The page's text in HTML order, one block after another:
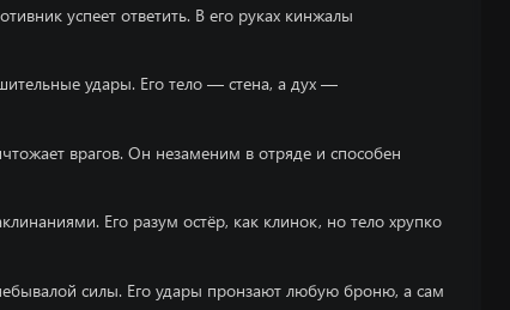
успеет ответить. В его руках кинжалы
удары. Его тело — стена, а дух —
врагов. Он незаменим в отряде и способен
Его разум остёр, как клинок, но тело хрупко
силы. Его удары пронзают любую броню, а сам